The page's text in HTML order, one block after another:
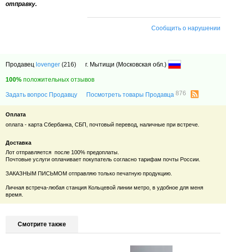
отправку.
Сообщить о нарушении
Продавец lovenger (216) г. Мытищи (Московская обл.)
100% положительных отзывов
Задать вопрос Продавцу Посмотреть товары Продавца876
Оплата
оплата - карта Сбербанка, СБП, почтовый перевод, наличные при встрече.
Доставка
Лот отправляется после 100% предоплаты.
Почтовые услуги оплачивает покупатель согласно тарифам почты России.
ЗАКАЗНЫМ ПИСЬМОМ отправляю только печатную продукцию.
Личная встреча-любая станция Кольцевой линии метро, в удобное для меня
время.
Смотрите также